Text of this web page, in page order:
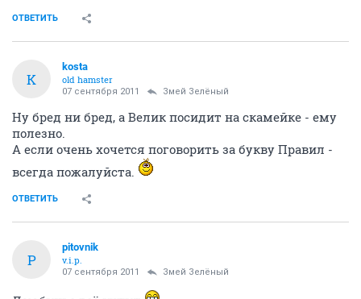
ОТВЕТИТЬ
K
kosta
old hamster
07 сентября 2011 Змей Зелёный
Ну бред ни бред, а Велик посидит на скамейке - ему
полезно.
А если очень хочется поговорить за букву Правил -
всегда пожалуйста.
ОТВЕТИТЬ
P
pitovnik
v.i.p.
07 сентября 2011 Змей Зелёный